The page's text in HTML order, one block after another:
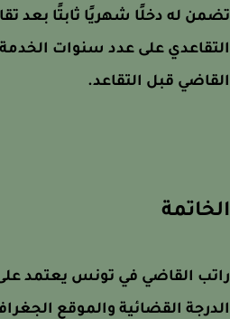
له دخلًا شهريًا ثابتًا بعد
على عدد سنوات الخدمة
قبل التقاعد.
القاضي في تونس يعتمد على
القضائية والموقع